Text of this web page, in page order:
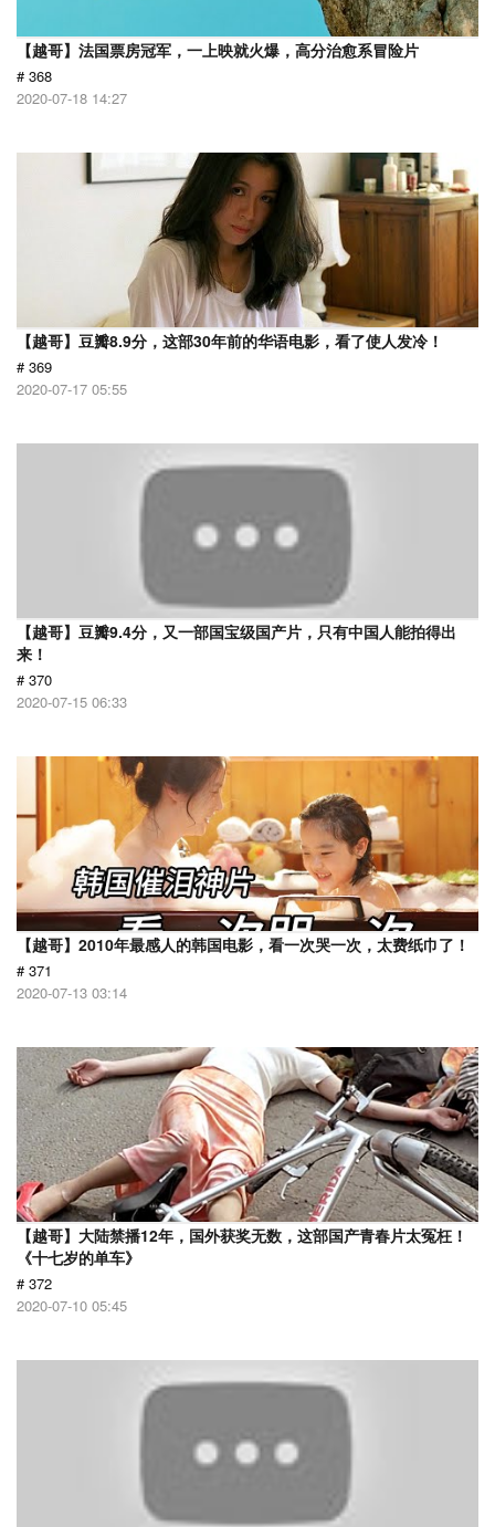
【越哥】法国票房冠军，一上映就火爆，高分治愈系冒险片
# 368
2020-07-18 14:27
【越哥】豆瓣8.9分，这部30年前的华语电影，看了使人发冷！
# 369
2020-07-17 05:55
【越哥】豆瓣9.4分，又一部国宝级国产片，只有中国人能拍得出
来！
# 370
2020-07-15 06:33
【越哥】2010年最感人的韩国电影，看一次哭一次，太费纸巾了！
# 371
2020-07-13 03:14
【越哥】大陆禁播12年，国外获奖无数，这部国产青春片太冤枉！
《十七岁的单车》
# 372
2020-07-10 05:45